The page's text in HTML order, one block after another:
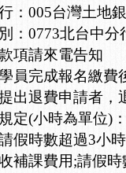
：005台灣土地
：0773北台中分
項請來電告知
員完成報名繳費
出退費申請者，
定(小時為單位)
假時數超過3小
補課費用;請假